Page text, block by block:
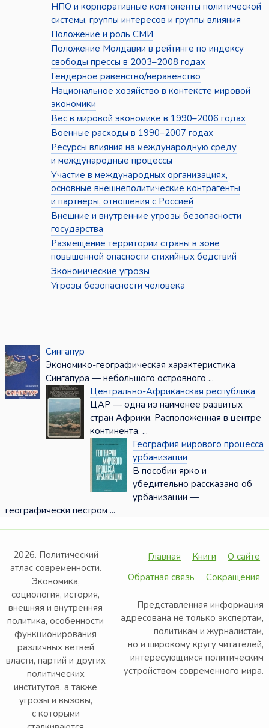
НПО и корпоративные компоненты политической
системы, группы интересов и группы влияния
Положение и роль СМИ
Положение Молдавии в рейтинге по индексу
свободы прессы в 2003–2008 годах
Гендерное равенство/неравенство
Национальное хозяйство в контексте мировой
экономики
Вес в мировой экономике в 1990–2006 годах
Военные расходы в 1990–2007 годах
Ресурсы влияния на международную среду
и международные процессы
Участие в международных организациях,
основные внешнеполитические контрагенты
и партнёры, отношения с Россией
Внешние и внутренние угрозы безопасности
государства
Размещение территории страны в зоне
повышенной опасности стихийных бедствий
Экономические угрозы
Угрозы безопасности человека
Сингапур
Экономико-географическая характеристика
Сингапура — небольшого островного ...
Центрально-Африканская республика
ЦАР — одна из наименее развитых
стран Африки. Расположенная в центре
континента, ...
География мирового процесса
урбанизации
В пособии ярко и
убедительно рассказано об
урбанизации —
географически пёстром ...
2026. Политический
атлас современности.
Экономика,
социология, история,
внешняя и внутренняя
политика, особенности
функционирования
различных ветвей
власти, партий и других
политических
институтов, а также
угрозы и вызовы,
с которыми
Главная Книги
О сайте
Обратная связь
Сокращения
Представленная информация
адресована не только экспертам,
политикам и журналистам,
но и широкому кругу читателей,
интересующимся политическим
устройством современного мира.